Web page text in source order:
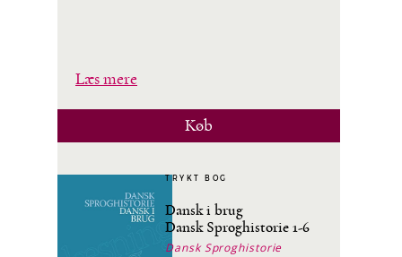
Læs mere
Køb
TRYKT BOG
Dansk i brug
Dansk Sproghistorie 1-6
Dansk Sproghistorie